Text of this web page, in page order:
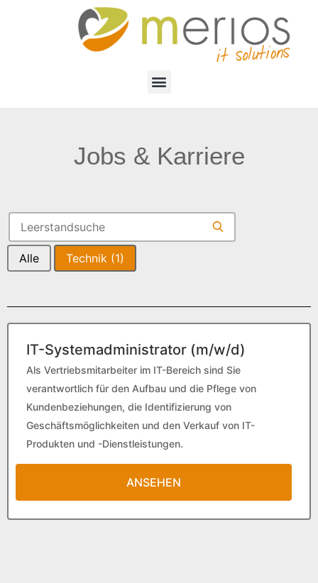
Jobs & Karriere
Alle Technik (1)
IT-Systemadministrator (m/w/d)
Als Vertriebsmitarbeiter im IT-Bereich sind Sie
verantwortlich für den Aufbau und die Pflege von
Kundenbeziehungen, die Identifizierung von
Geschäftsmöglichkeiten und den Verkauf von IT-
Produkten und -Dienstleistungen.
ANSEHEN